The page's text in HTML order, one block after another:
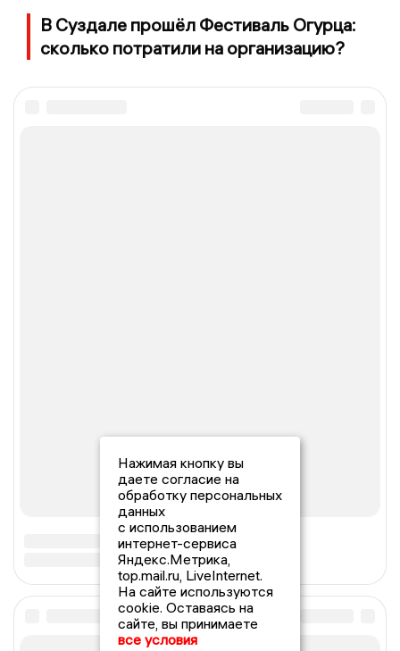
В Суздале прошёл Фестиваль Огурца:
сколько потратили на организацию?
Нажимая кнопку вы
даете согласие на
обработку персональных
данных
с использованием
интернет-сервиса
Яндекс.Метрика,
top.mail.ru, LiveInternet.
На сайте используются
cookie. Оставаясь на
сайте, вы принимаете
все условия